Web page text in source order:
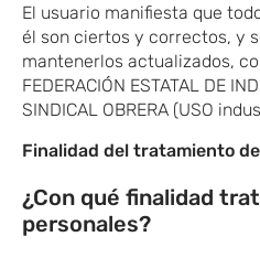
El usuario manifiesta que
él son ciertos y correctos, y
mantenerlos actualizados,
FEDERACIÓN ESTATAL DE
SINDICAL OBRERA (USO
Finalidad del tratamiento
¿Con qué finalidad
personales?